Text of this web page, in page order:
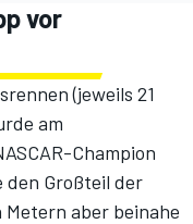
vor
(jeweils 21
am
Champion
Großteil der
aber beinahe